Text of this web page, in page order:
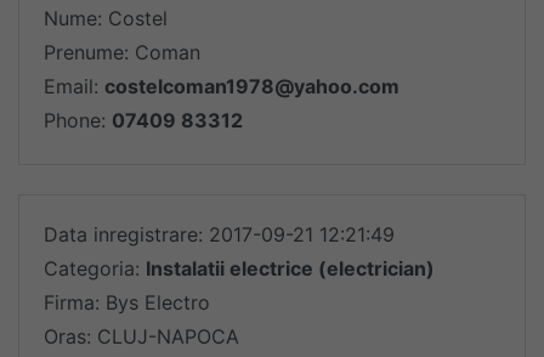
Nume: Costel
Prenume: Coman
Email: costelcoman1978@yahoo.com
Phone: 07409 83312
Data inregistrare: 2017-09-21 12:21:49
Categoria: Instalatii electrice (electrician)
Firma: Bys Electro
Oras: CLUJ-NAPOCA